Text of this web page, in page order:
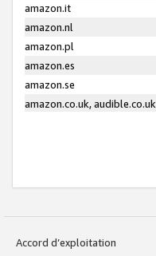
amazon.it
amazon.nl
amazon.pl
amazon.es
amazon.se
amazon.co.uk, audible.co.uk
Accord d’exploitation